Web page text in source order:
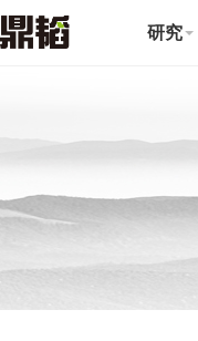
研究